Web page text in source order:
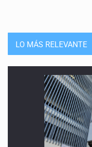
LO MÁS RELEVANTE